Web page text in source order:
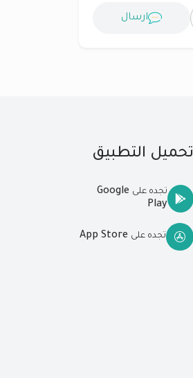
ارسال
تحميل التطبيق
تجده على Google
Play
تجده على App Store